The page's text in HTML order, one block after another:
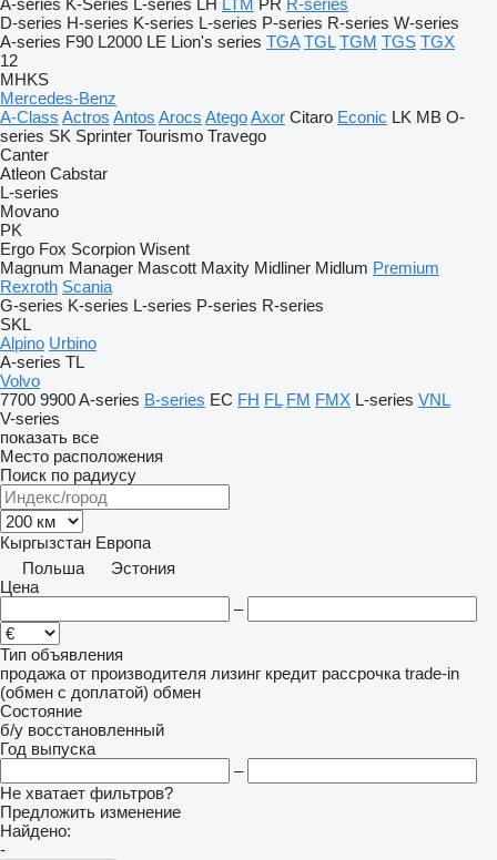
A-series K-Series L-series LH LTM PR R-series
D-series H-series K-series L-series P-series R-series W-series
A-series F90 L2000 LE Lion's series TGA TGL TGM TGS TGX
12
MHKS
Mercedes-Benz
A-Class Actros Antos Arocs AtegoAxor Citaro Econic LK MB O-
series SK Sprinter Tourismo Travego
Canter
Atleon Cabstar
L-series
Movano
PK
Ergo Fox Scorpion Wisent
Magnum Manager Mascott Maxity Midliner Midlum Premium
Rexroth Scania
G-series K-series L-series P-series R-series
SKL
Alpino Urbino
A-series TL
Volvo
7700 9900A-series B-series EC FH FL FM FMX L-series VNL
V-series
показать все
Место расположения
Поиск по радиусу
Кыргызстан Европа
Польша
Эстония
Цена
–
Тип объявления
продажа от производителя лизинг кредит рассрочка trade-in
(обмен с доплатой) обмен
Состояние
б/у восстановленный
Год выпуска
–
Не хватает фильтров?
Предложить изменение
Найдено:
-